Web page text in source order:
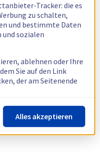
Tracker: die es
zu schalten,
und bestimmte Daten
sozialen
ablehnen oder Ihre
Sie auf den Link
der am Seitenende
in unsererRichtlinie
Alles akzeptieren